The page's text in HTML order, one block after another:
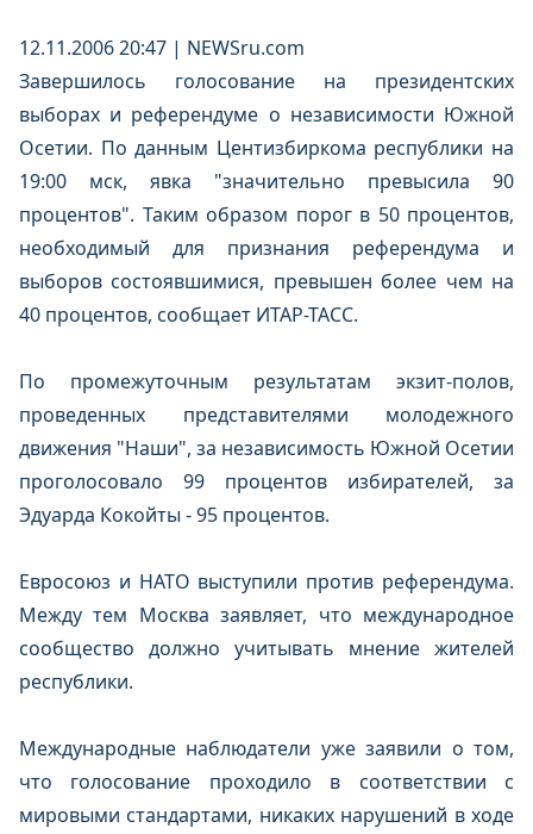
12.11.2006 20:47 | NEWSru.com
Завершилось голосование на президентских
выборах и референдуме о независимости Южной
Осетии. По данным Центизбиркома республики на
19:00 мск, явка "значительно превысила 90
процентов". Таким образом порог в 50 процентов,
необходимый для признания референдума и
выборов состоявшимися, превышен более чем на
40 процентов, сообщает ИТАР-ТАСС.
По промежуточным результатам экзит-полов,
проведенных представителями молодежного
движения "Наши", за независимость Южной Осетии
проголосовало 99 процентов избирателей, за
Эдуарда Кокойты - 95 процентов.
Евросоюз и НАТО выступили против референдума.
Между тем Москва заявляет, что международное
сообщество должно учитывать мнение жителей
республики.
Международные наблюдатели уже заявили о том,
что голосование проходило в соответствии с
мировыми стандартами, никаких нарушений в ходе